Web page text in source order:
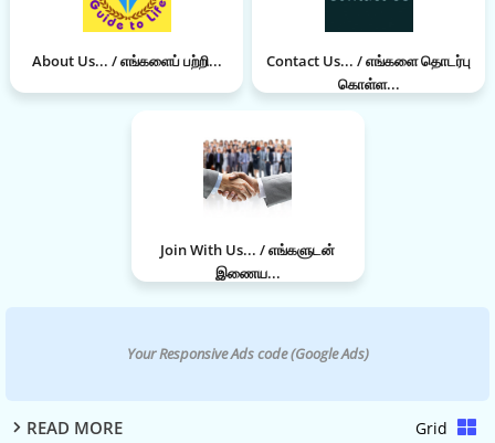
About Us... / எங்களைப் பற்றி...
Contact Us... / எங்களை தொடர்பு
கொள்ள...
Join With Us... / எங்களுடன்
இணைய...
Your Responsive Ads code (Google Ads)
READ MORE Grid